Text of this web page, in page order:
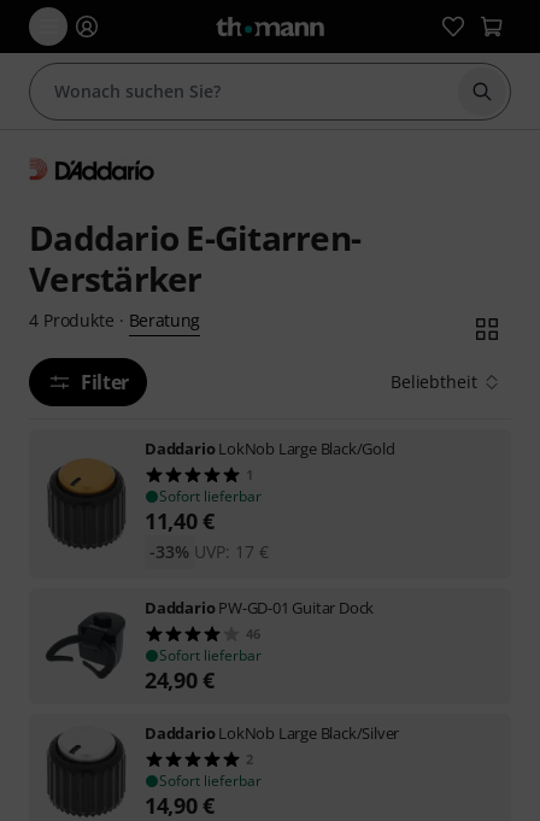
Suche
Daddario E-Gitarren-
Verstärker
4 Produkte · Beratung
Filter Beliebtheit
DaddarioLokNob Large Black/Gold
1
Sofort lieferbar
11,40€
UVP: 17 €
-33%
DaddarioPW-GD-01 Guitar Dock
46
Sofort lieferbar
24,90€
DaddarioLokNob Large Black/Silver
2
Sofort lieferbar
14,90€